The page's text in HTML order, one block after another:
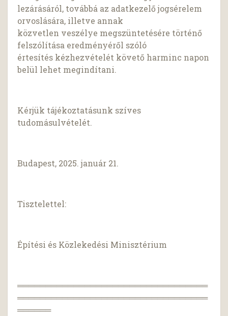
lezárásáról, továbbá az adatkezelő jogsérelem
orvoslására, illetve annak
közvetlen veszélye megszüntetésére történő
felszólítása eredményéről szóló
értesítés kézhezvételét követő harminc napon
belül lehet megindítani.
Kérjük tájékoztatásunk szíves
tudomásulvételét.
Budapest, 2025. január 21.
Tisztelettel:
Építési és Közlekedési Minisztérium
══════════════════════════════════
══════════════════════════════════
══════